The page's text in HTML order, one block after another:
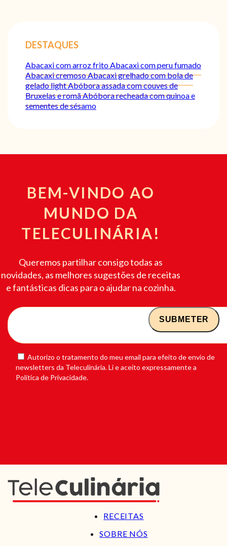
DESTAQUES
Abacaxi com arroz frito Abacaxi com peru fumado
Abacaxi cremosoAbacaxi grelhado com bola de
gelado lightAbóbora assada com couves de
Bruxelas e romãAbóbora recheada com quinoa e
sementes de sésamo
BEM-VINDO AO
MUNDO DA
TELECULINÁRIA!
Queremos partilhar consigo todas as
novidades, as melhores sugestões de receitas
e fantásticas dicas para o ajudar na cozinha.
Autorizo o tratamento do meu email para efeito de envio de
newsletters da Teleculinária. Li e aceito expressamente a
Política de Privacidade.
RECEITAS
SOBRE NÓS